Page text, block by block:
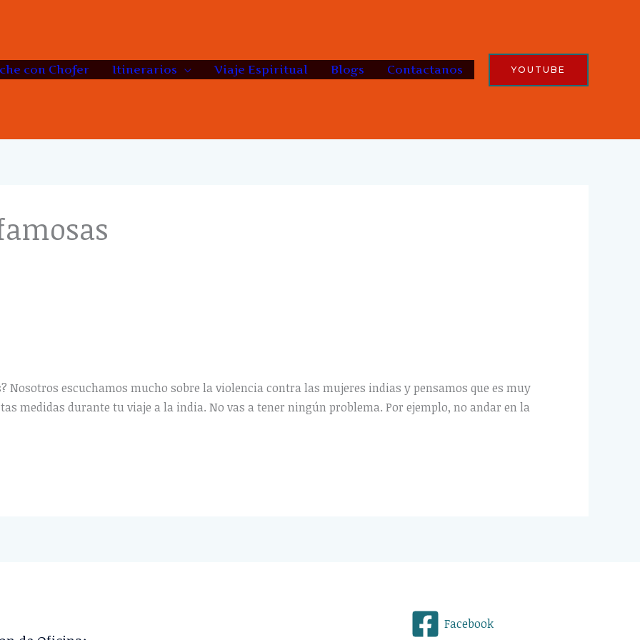
con Chofer Itinerarios Viaje Espiritual Blogs Contactanos YOUTUBE
Nosotros escuchamos mucho sobre la violencia contra las mujeres indias y pensamos que es muy
medidas durante tu viaje a la india. No vas a tener ningún problema. Por ejemplo, no andar en la
Facebook